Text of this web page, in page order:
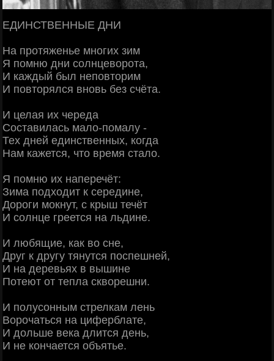
ЕДИНСТВЕННЫЕ ДНИ
На протяженье многих зим
Я помню дни солнцеворота,
И каждый был неповторим
И повторялся вновь без счёта.
И целая их череда
Составилась мало-помалу -
Тех дней единственных, когда
Нам кажется, что время стало.
Я помню их наперечёт:
Зима подходит к середине,
Дороги мокнут, с крыш течёт
И солнце греется на льдине.
И любящие, как во сне,
Друг к другу тянутся поспешней,
И на деревьях в вышине
Потеют от тепла скворешни.
И полусонным стрелкам лень
Ворочаться на циферблате,
И дольше века длится день,
И не кончается объятье.